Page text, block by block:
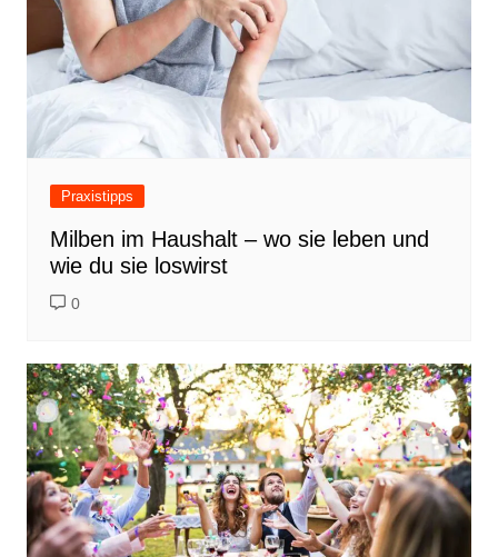
Praxistipps
Milben im Haushalt – wo sie leben und
wie du sie loswirst
0